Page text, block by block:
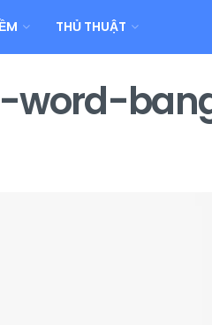
THỦ THUẬT
word-